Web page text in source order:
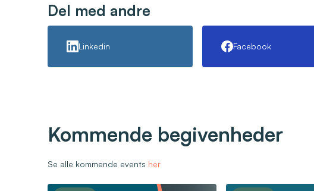
Del med andre
Linkedin Facebook
Kommende begivenheder
Se alle kommende events her